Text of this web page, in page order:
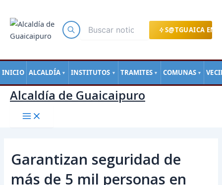
S@TGUAICA EN
INICIO ALCALDÍA ▼ INSTITUTOS ▼ TRAMITES ▼ COMUNAS ▼
contenido
Alcaldía de Guaicaipuro
Garantizan seguridad de
más de 5 mil personas en
de
entradas